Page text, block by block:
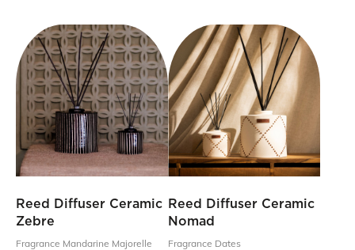
Reed Diffuser Ceramic
Zebre
Fragrance Mandarine Majorelle
Reed Diffuser Ceramic
Nomad
Fragrance Dates